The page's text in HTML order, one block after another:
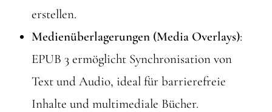
erstellen.
Medienüberlagerungen (Media Overlays):
EPUB 3 ermöglicht Synchronisation von
Text und Audio, ideal für barrierefreie
Inhalte und multimediale Bücher.